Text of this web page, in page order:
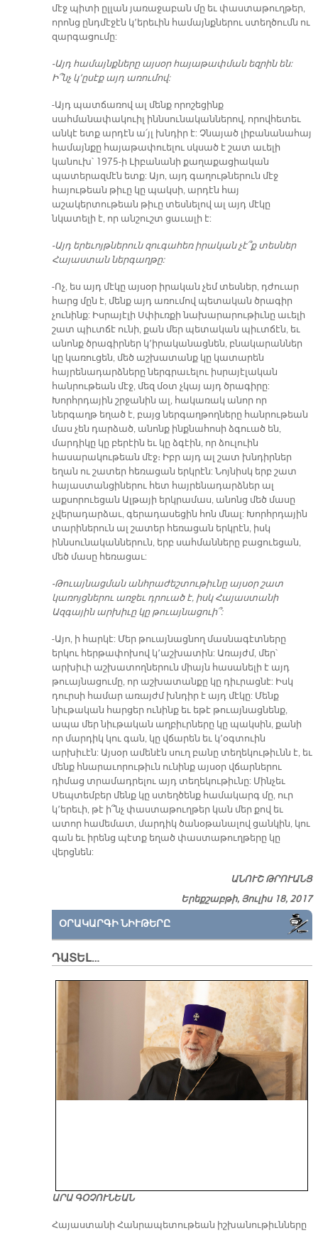
մէջ պիտի ըլլան յառաջաբան մը եւ փաստաթուղթեր,
որոնց ընդմէջէն կ՚երեւին համայնքներու ստեղծումն ու
զարգացումը:
-Այդ համայնքները այսօր հայաթափման եզրին են:
Ի՞նչ կ՚ըսէք այդ առումով:
-Այդ պատճառով ալ մենք որոշեցինք
սահմանափակուիլ իննսունականներով, որովհետեւ
անկէ ետք արդէն ա՛յլ խնդիր է: Չնայած լիբանանահայ
համայնքը հայաթափուելու սկսած է շատ աւելի
կանուխ՝ 1975-ի Լիբանանի քաղաքացիական
պատերազմէն ետք: Այո, այդ գաղութներուն մէջ
հայութեան թիւը կը պակսի, արդէն հայ
աշակերտութեան թիւը տեսնելով ալ այդ մէկը
նկատելի է, որ անշուշտ ցաւալի է:
-Այդ երեւոյթներուն զուգահեռ իրական չէ՞ք տեսներ
Հայաստան ներգաղթը:
-Ոչ, ես այդ մէկը այսօր իրական չեմ տեսներ, դժուար
հարց մըն է, մենք այդ առումով պետական ծրագիր
չունինք: Իսրայէլի Սփիւռքի նախարարութիւնը աւելի
շատ պիւտճէ ունի, քան մեր պետական պիւտճէն, եւ
անոնք ծրագիրներ կ՚իրականացնեն, բնակարաններ
կը կառուցեն, մեծ աշխատանք կը կատարեն
հայրենադարձները ներգրաւելու իսրայէլական
հանրութեան մէջ, մեզ մօտ չկայ այդ ծրագիրը:
Խորհրդային շրջանին ալ, հակառակ անոր որ
ներգաղթ եղած է, բայց ներգաղթողները հանրութեան
մաս չեն դարձած, անոնք ինքնահոսի ձգուած են,
մարդիկը կը բերէին եւ կը ձգէին, որ ձուլուին
հասարակութեան մէջ։ Իբր այդ ալ շատ խնդիրներ
եղան ու շատեր հեռացան երկրէն: Նոյնիսկ երբ շատ
հայաստանցիներու հետ հայրենադարձներ ալ
աքսորուեցան Ալթայի երկրամաս, անոնց մեծ մասը
չվերադարձաւ, գերադասեցին հոն մնալ: Խորհրդային
տարիներուն ալ շատեր հեռացան երկրէն, իսկ
իննսունականներուն, երբ սահմանները բացուեցան,
մեծ մասը հեռացաւ:
-Թուայնացման անհրաժեշտութիւնը այսօր շատ
կառոյցներու առջեւ դրուած է, իսկ Հայաստանի
Ազգային արխիւը կը թուայնացուի՞:
-Այո, ի հարկէ: Մեր թուայնացնող մասնագէտները
երկու հերթափոխով կ՚աշխատին: Առայժմ, մեր՝
արխիւի աշխատողներուն միայն հասանելի է այդ
թուայնացումը, որ աշխատանքը կը դիւրացնէ: Իսկ
դուրսի համար առայժմ խնդիր է այդ մէկը: Մենք
նիւթական հարցեր ունինք եւ եթէ թուայնացնենք,
ապա մեր նիւթական աղբիւրները կը պակսին, քանի
որ մարդիկ կու գան, կը վճարեն եւ կ՚օգտուին
արխիւէն: Այսօր ամենէն սուղ բանը տեղեկութիւնն է, եւ
մենք հնարաւորութիւն ունինք այսօր վճարներու
դիմաց տրամադրելու այդ տեղեկութիւնը: Մինչեւ
Սեպտեմբեր մենք կը ստեղծենք համակարգ մը, ուր
կ՚երեւի, թէ ի՞նչ փաստաթուղթեր կան մեր քով եւ
ատոր համեմատ, մարդիկ ծանօթանալով ցանկին, կու
գան եւ իրենց պէտք եղած փաստաթուղթերը կը
վերցնեն:
ԱՆՈՒՇ ԹՐՈՒԱՆՑ
Երեքշաբթի, Յուլիս 18, 2017
ՕՐԱԿԱՐԳԻ ՆԻՒԹԵՐԸ
ԴԱՏԵԼ…
ԱՐԱ ԳՕՉՈՒՆԵԱՆ
​Հայաստանի Հանրապետութեան իշխանութիւնները